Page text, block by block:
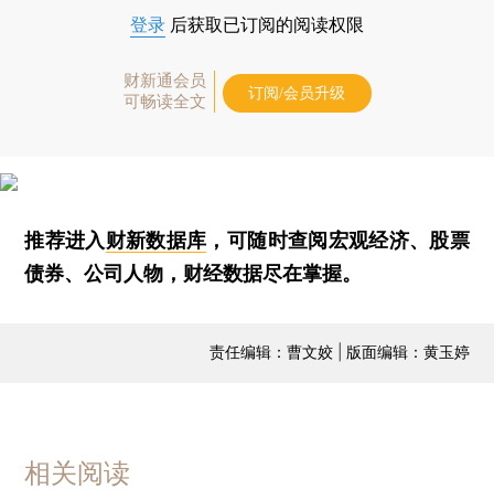
登录 后获取已订阅的阅读权限
财新通会员
可畅读全文
订阅/会员升级
推荐进入财新数据库 ，可随时查阅宏观经济、股票
债券、公司人物，财经数据尽在掌握。
责任编辑：曹文姣 | 版面编辑：黄玉婷
相关阅读